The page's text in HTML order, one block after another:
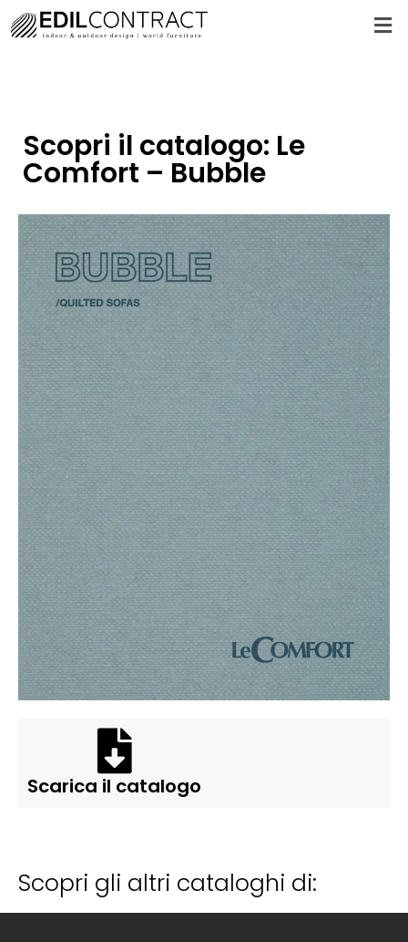
Scopri il catalogo: Le
Comfort – Bubble
Scarica il catalogo
Scopri gli altri cataloghi di: